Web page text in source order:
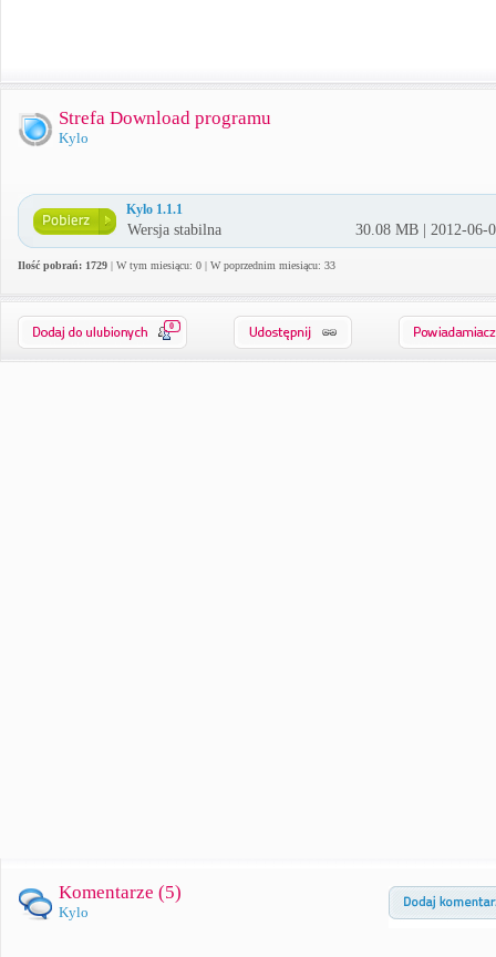
Strefa Download programu
Kylo
Kylo 1.1.1
Wersja stabilna 30.08 MB | 2012-06-
Ilość pobrań: 1729 | W tym miesiącu: 0 | W poprzednim miesiącu: 33
0
Komentarze (5)
Kylo